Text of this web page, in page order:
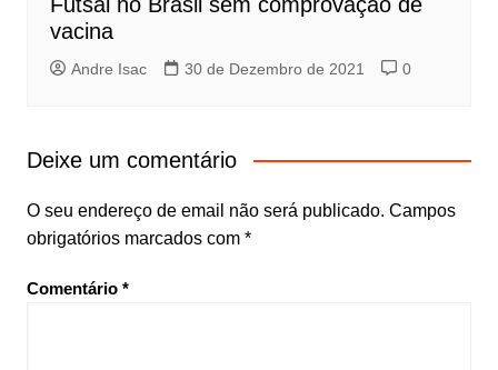
vacina
Andre Isac 30 de Dezembro de 2021 0
Deixe um comentário
O seu endereço de email não será publicado. Campos
obrigatórios marcados com *
Comentário *